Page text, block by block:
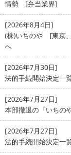
情勢 [弁当業界]
[2026年8月4日]
(株)いちのや [東京
へ
[2026年7月30日]
法的手続開始決定一
[2026年7月27日]
本部撤退の『いち
[2026年7月27日]
法的手続開始決定一